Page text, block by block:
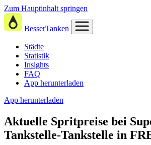
Zum Hauptinhalt springen
BesserTanken
Städte
Statistik
Insights
FAQ
App herunterladen
App herunterladen
Aktuelle Spritpreise bei
Tankstelle-Tankstelle in